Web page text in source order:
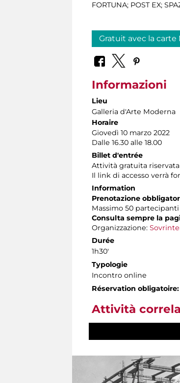
FORTUNA; POST EX;
Gratuit avec la carte
Informazioni
Lieu
Galleria d'Arte Moderna
Horaire
Giovedì 10 marzo 2022
Dalle 16.30 alle 18.00
Billet d'entrée
Attività gratuita
Il link di accesso verrà
Information
Prenotazione
Massimo 50 partecipanti
Consulta sempre la
Organizzazione:
Durée
1h30'
Typologie
Incontro online
Réservation obligatoire:
Attività